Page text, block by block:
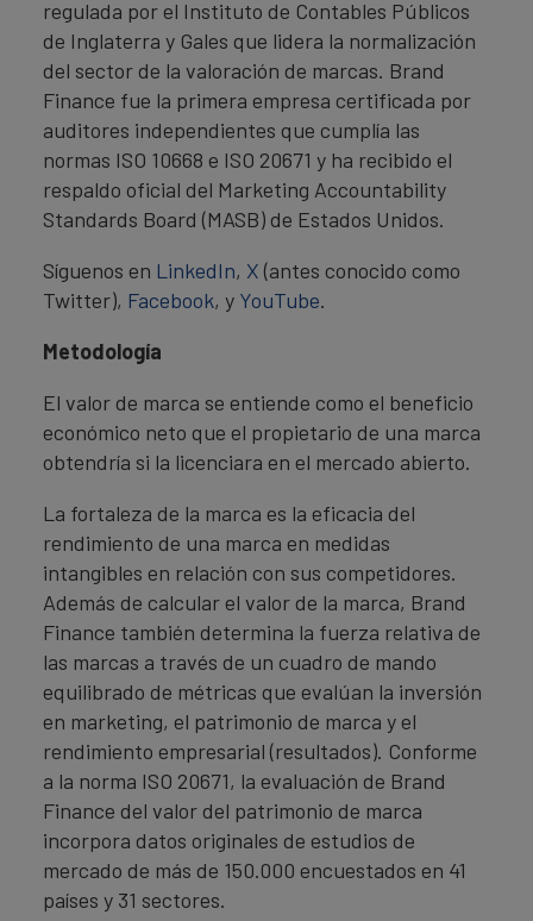
regulada por el Instituto de Contables Públicos
de Inglaterra y Gales que lidera la normalización
del sector de la valoración de marcas. Brand
Finance fue la primera empresa certificada por
auditores independientes que cumplía las
normas ISO 10668 e ISO 20671 y ha recibido el
respaldo oficial del Marketing Accountability
Standards Board (MASB) de Estados Unidos.
Síguenos en LinkedIn, X (antes conocido como
Twitter), Facebook, y YouTube.
Metodología
El valor de marca se entiende como el beneficio
económico neto que el propietario de una marca
obtendría si la licenciara en el mercado abierto.
La fortaleza de la marca es la eficacia del
rendimiento de una marca en medidas
intangibles en relación con sus competidores.
Además de calcular el valor de la marca, Brand
Finance también determina la fuerza relativa de
las marcas a través de un cuadro de mando
equilibrado de métricas que evalúan la inversión
en marketing, el patrimonio de marca y el
rendimiento empresarial (resultados). Conforme
a la norma ISO 20671, la evaluación de Brand
Finance del valor del patrimonio de marca
incorpora datos originales de estudios de
mercado de más de 150.000 encuestados en 41
países y 31 sectores.